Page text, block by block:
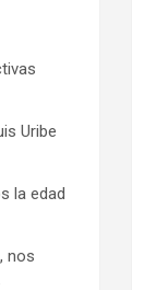
Uribe
la edad
nos